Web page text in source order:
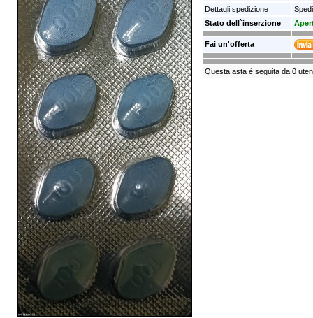
Dettagli spedizione
Stato dell`inserzione
Fai un'offerta
Questa asta è seguita da 0